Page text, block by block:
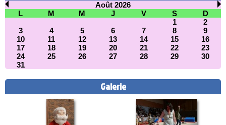
Août 2026
L
M M J V S
D
1
2
3
4 5 6 7 8
9
10
11 12 13 14 15
16
17
18 19 20 21 22
23
24
25 26 27 28 29
30
31
Galerie